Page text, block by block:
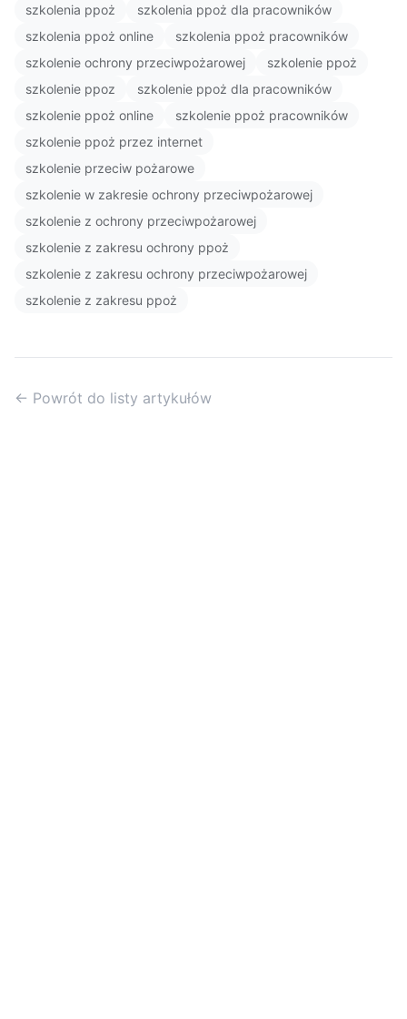
szkolenia ppoż
szkolenia ppoż dla pracowników
szkolenia ppoż online
szkolenia ppoż pracowników
szkolenie ochrony przeciwpożarowej
szkolenie ppoż
szkolenie ppoz
szkolenie ppoż dla pracowników
szkolenie ppoż online
szkolenie ppoż pracowników
szkolenie ppoż przez internet
szkolenie przeciw pożarowe
szkolenie w zakresie ochrony przeciwpożarowej
szkolenie z ochrony przeciwpożarowej
szkolenie z zakresu ochrony ppoż
szkolenie z zakresu ochrony przeciwpożarowej
szkolenie z zakresu ppoż
← Powrót do listy artykułów